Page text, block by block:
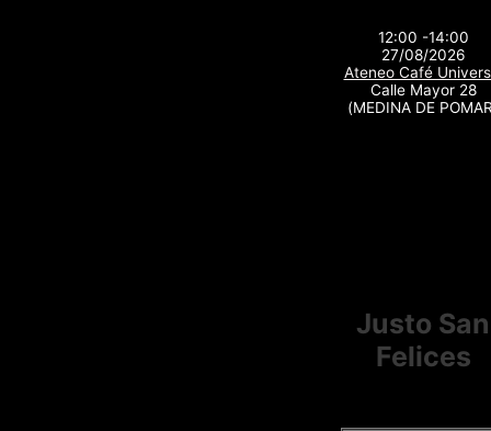
12:00 -14:00
27/08/2026
Ateneo Café
Calle Mayor 28
(MEDINA DE
Justo San
Felices